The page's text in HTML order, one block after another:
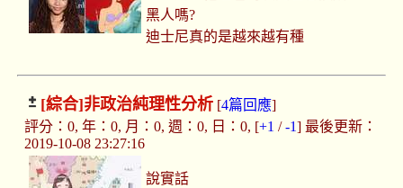
黑人嗎?
迪士尼真的是越來越有種
[綜合]非政治純理性分析[4篇回應]
評分：0, 年：0, 月：0, 週：0, 日：0, [+1 /-1] 最後更新：
2019-10-08 23:27:16
說實話